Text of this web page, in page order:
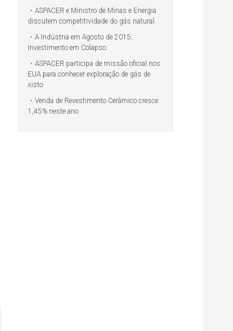
ASPACER e Ministro de Minas e Energia
discutem competitividade do gás natural
A Indústria em Agosto de 2015:
Investimento em Colapso
ASPACER participa de missão oficial nos
EUA para conhecer exploração de gás de
xisto
Venda de Revestimento Cerâmico cresce
1,45% neste ano